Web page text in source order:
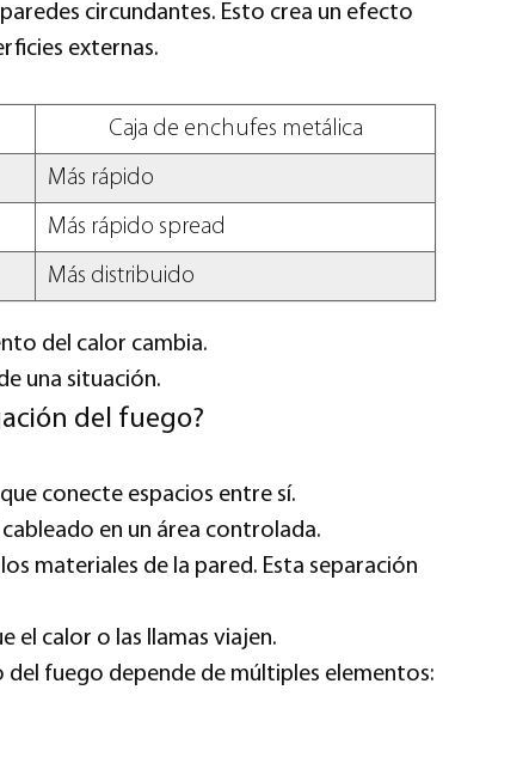
circundantes. Esto crea un efecto
externas.
Caja de enchufes metálica
Más rápido
Más rápido spread
Más distribuido
del calor cambia.
una situación.
del fuego?
conecte espacios entre sí.
en un área controlada.
materiales de la pared. Esta separación
el calor o las llamas viajen.
del fuego depende de múltiples elementos: